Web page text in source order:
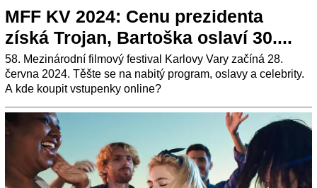
MFF KV 2024: Cenu prezidenta
získá Trojan, Bartoška oslaví 30....
58. Mezinárodní filmový festival Karlovy Vary začíná 28.
června 2024. Těšte se na nabitý program, oslavy a celebrity.
A kde koupit vstupenky online?